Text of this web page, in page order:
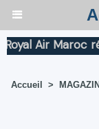
Air Maroc
Accueil >